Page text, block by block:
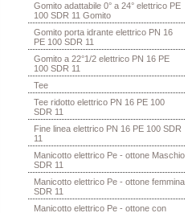
Gomito adattabile 0° a 24° elettrico PE
100 SDR 11 Gomito
Gomito porta idrante elettrico PN 16
PE 100 SDR 11
Gomito a 22°1/2 elettrico PN 16 PE
100 SDR 11
Tee
Tee ridotto elettrico PN 16 PE 100
SDR 11
Fine linea elettrico PN 16 PE 100 SDR
11
Manicotto elettrico Pe - ottone Maschio
SDR 11
Manicotto elettrico Pe - ottone femmina
SDR 11
Manicotto elettrico Pe - ottone con